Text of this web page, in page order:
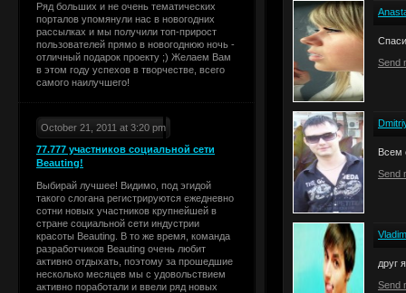
Ряд больших и не очень тематических
порталов упомянули нас в новогодних
рассылках и мы получили топ-прирост
пользователей прямо в новогоднюю ночь -
отличный подарок проекту ;) Желаем Вам
в этом году успехов в творчестве, всего
самого наилучшего!
October 21, 2011 at 3:20 pm
77.777 участников социальной сети
Beauting!
Выбирай лучшее! Видимо, под эгидой
такого слогана регистрируются ежедневно
сотни новых участников крупнейшей в
стране социальной сети индустрии
красоты Beauting. В то же время, команда
разработчиков Beauting очень любит
активно отдыхать, поэтому за прошедшие
несколько месяцев мы с удовольствием
активно поработали и ввели ряд новых
Send
Всем
Send
друг
Send